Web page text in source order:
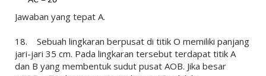
Jawaban yang tepat A.
18. Sebuah lingkaran berpusat di titik O memiliki panjang
jari-jari 35 cm. Pada lingkaran tersebut terdapat titik A
dan B yang membentuk sudut pusat AOB. Jika besar